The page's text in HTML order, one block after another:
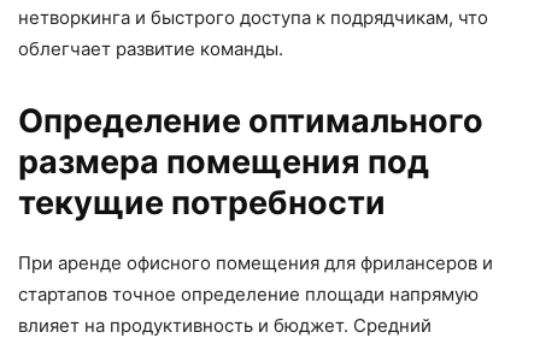
нетворкинга и быстрого доступа к подрядчикам, что
облегчает развитие команды.
Определение оптимального
размера помещения под
текущие потребности
При аренде офисного помещения для фрилансеров и
стартапов точное определение площади напрямую
влияет на продуктивность и бюджет. Средний